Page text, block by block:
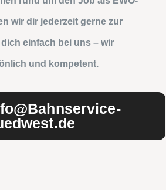
wir dir jederzeit gerne zur
einfach bei uns – wir
und kompetent.